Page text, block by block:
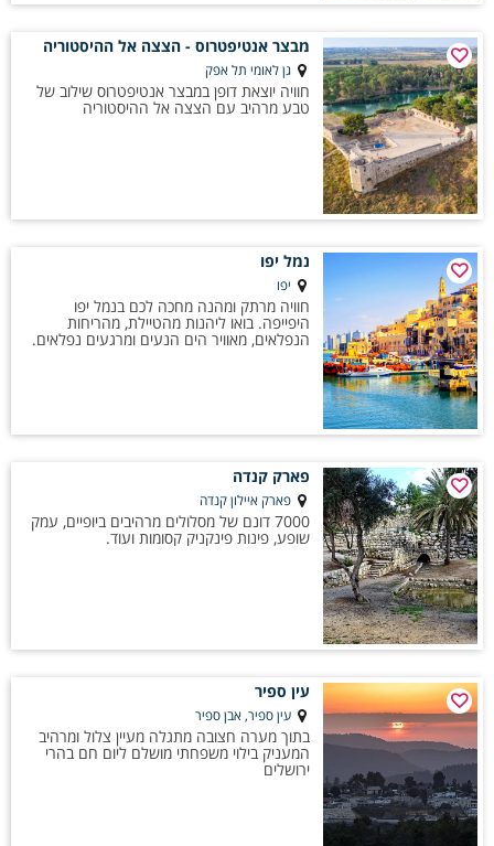
מבצר אנטיפטרוס - הצצה אל ההיסטוריה
גן לאומי תל אפק
חוויה יוצאת דופן במבצר אנטיפטרוס שילוב של
טבע מרהיב עם הצצה אל ההיסטוריה
נמל יפו
יפו
חוויה מרתק ומהנה מחכה לכם בנמל יפו
היפייפה. בואו ליהנות מהטיילת, מהריחות
הנפלאים, מאוויר הים הנעים ומרגעים נפלאים.
פארק קנדה
פארק איילון קנדה
7000 דונם של מסלולים מרהיבים ביופיים, עמק
שופע, פינות פינקניק קסומות ועוד.
עין ספיר
עין ספיר, אבן ספיר
בתוך מערה חצובה מתגלה מעיין צלול ומרהיב
המעניק בילוי משפחתי מושלם ליום חם בהרי
ירושלים